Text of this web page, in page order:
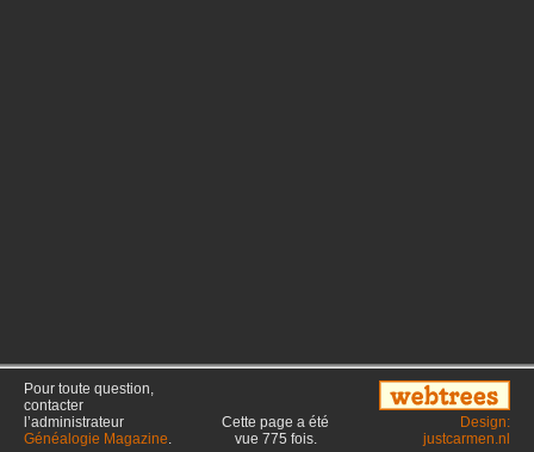
Pour toute question,
contacter
l’administrateur
Généalogie Magazine.
Cette page a été
vue 775 fois.
Design:
justcarmen.nl